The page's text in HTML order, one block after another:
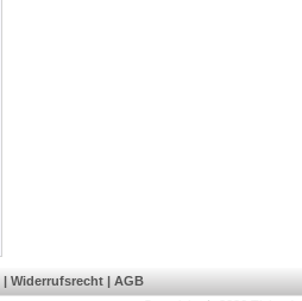
| Widerrufsrecht | AGB